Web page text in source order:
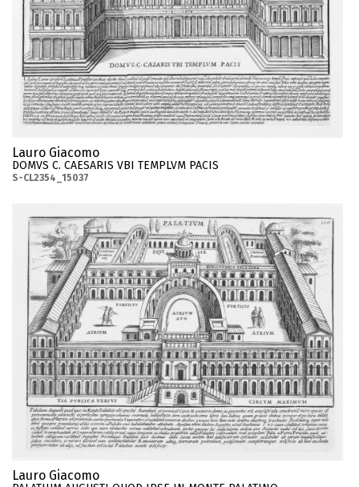
Lauro Giacomo
DOMVS C. CAESARIS VBI TEMPLVM PACIS
S-CL2354_15037
Lauro Giacomo